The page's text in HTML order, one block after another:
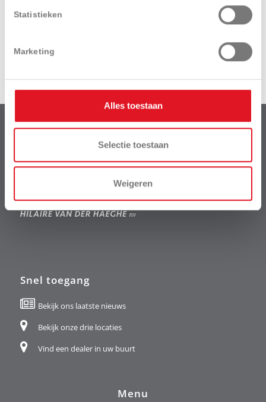
Statistieken
Marketing
Alles toestaan
Selectie toestaan
Weigeren
maakt als business unit deel uit van het bedrijf
Snel toegang
Bekijk ons laatste nieuws
Bekijk onze drie locaties
Vind een dealer in uw buurt
Menu